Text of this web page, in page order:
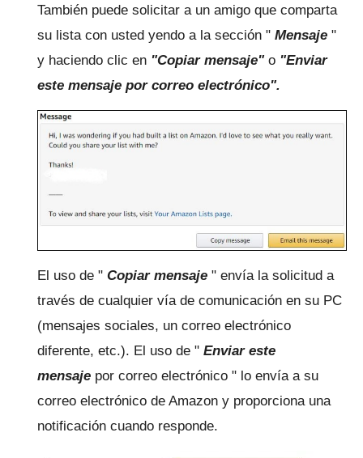
También puede solicitar a un amigo que comparta
su lista con usted yendo a la sección " Mensaje "
y haciendo clic en "Copiar mensaje" o "Enviar
este mensaje por correo electrónico".
El uso de " Copiar mensaje " envía la solicitud a
través de cualquier vía de comunicación en su PC
(mensajes sociales, un correo electrónico
diferente, etc.). El uso de " Enviar este
mensaje por correo electrónico " lo envía a su
correo electrónico de Amazon y proporciona una
notificación cuando responde.